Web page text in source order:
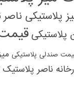
پلاستیکی ناصر
صندلی پلاستیکی
ناصر پلاستیک